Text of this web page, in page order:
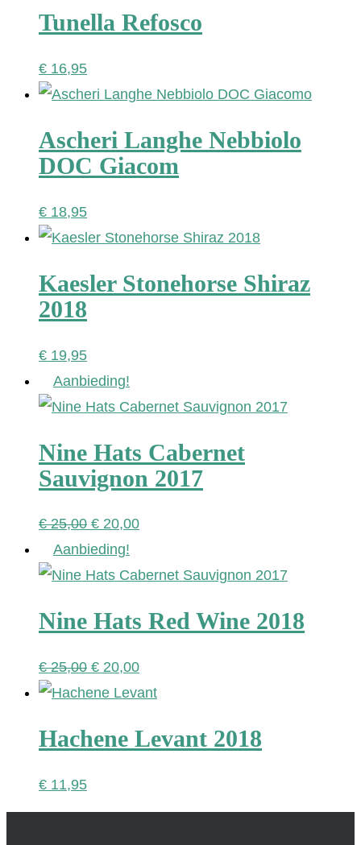
Tunella Refosco
€ 16,95
Ascheri Langhe Nebbiolo
DOC Giacom
€ 18,95
Kaesler Stonehorse Shiraz
2018
€ 19,95
Aanbieding!
Nine Hats Cabernet
Sauvignon 2017
€25,00 Oorspronkelijke
prijs
was:
€ 20,00Huidige
is:
Aanbieding!
Nine Hats Red Wine 2018
€25,00 Oorspronkelijke
prijs
€ 25,00.
€ 20,00Huidige
prijs
€ 20,00.
Hachene Levant 2018
€ 11,95